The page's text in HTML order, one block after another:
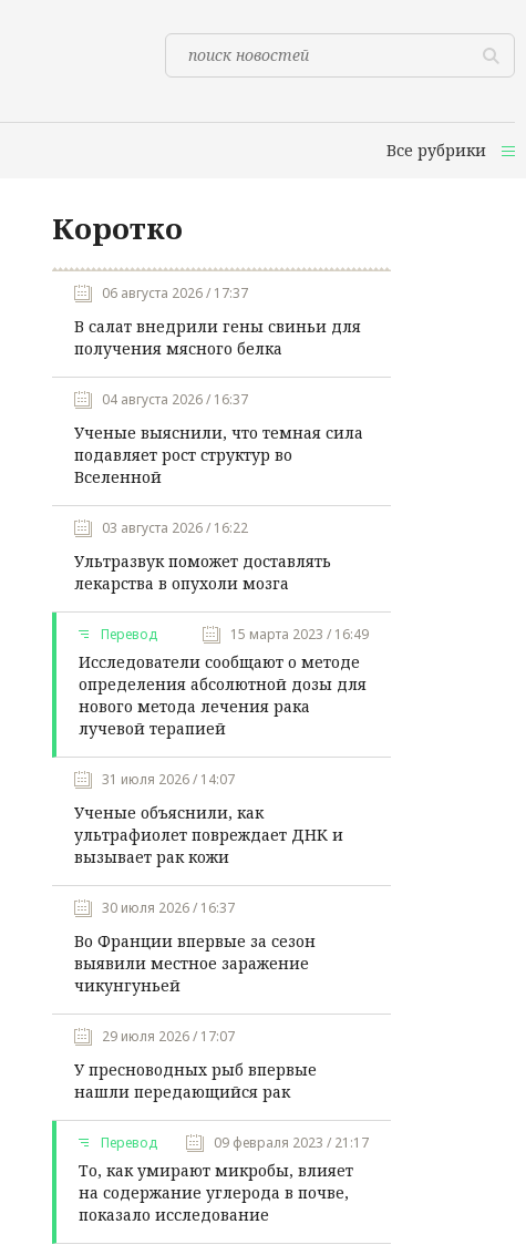
Все рубрики
Коротко
06 августа 2026 / 17:37
В салат внедрили гены свиньи для
получения мясного белка
04 августа 2026 / 16:37
Ученые выяснили, что темная сила
подавляет рост структур во
Вселенной
03 августа 2026 / 16:22
Ультразвук поможет доставлять
лекарства в опухоли мозга
Перевод 15 марта 2023 / 16:49
Исследователи сообщают о методе
определения абсолютной дозы для
нового метода лечения рака
лучевой терапией
31 июля 2026 / 14:07
Ученые объяснили, как
ультрафиолет повреждает ДНК и
вызывает рак кожи
30 июля 2026 / 16:37
Во Франции впервые за сезон
выявили местное заражение
чикунгуньей
29 июля 2026 / 17:07
У пресноводных рыб впервые
нашли передающийся рак
Перевод 09 февраля 2023 / 21:17
То, как умирают микробы, влияет
на содержание углерода в почве,
показало исследование